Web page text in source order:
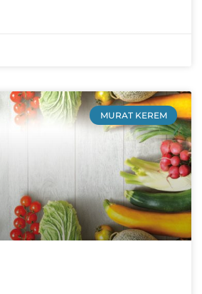
MURAT KEREM